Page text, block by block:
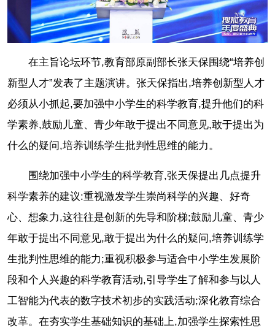
在主旨论坛环节,教育部原副部长张天保围绕“培养创
新型人才”发表了主题演讲。张天保指出,培养创新型人才
必须从小抓起,要加强中小学生的科学教育,提升他们的科
学素养,鼓励儿童、青少年敢于提出不同意见,敢于提出为
什么的疑问,培养训练学生批判性思维的能力。
围绕加强中小学生的科学教育,张天保提出几点提升
科学素养的建议:重视激发学生崇尚科学的兴趣、好奇
心、想象力,这往往是创新的先导和阶梯;鼓励儿童、青少
年敢于提出不同意见,敢于提出为什么的疑问,培养训练学
生批判性思维的能力;重视积极参与适合中小学生发展阶
段和个人兴趣的科学教育活动,引导学生了解和参与以人
工智能为代表的数字技术初步的实践活动;深化教育综合
改革。在夯实学生基础知识的基础上,加强学生探索性思